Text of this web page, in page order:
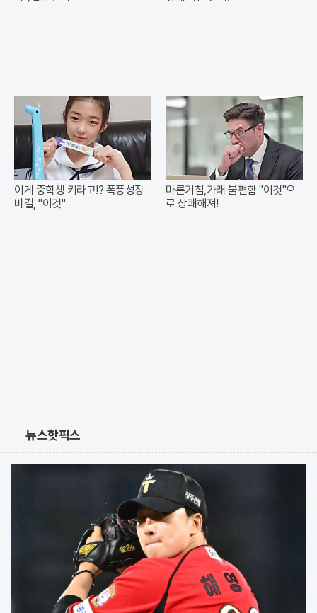
이게 중학생 키라고!? 폭풍성장
비결, "이것"
마른기침,가래 불편함 "이것"으
로 상쾌해져!
뉴스핫픽스